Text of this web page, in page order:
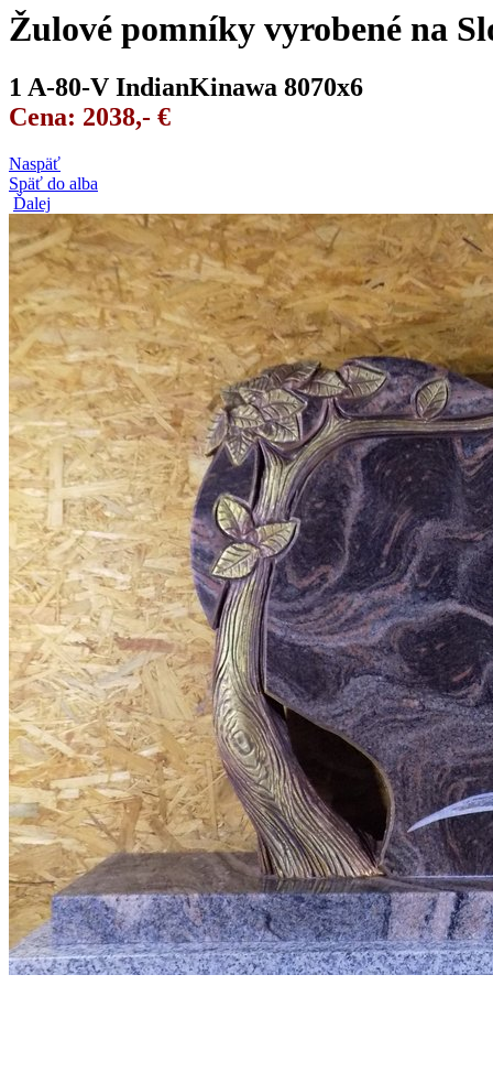
Žulové pomníky vyrobené na
1 A-80-V IndianKinawa 8070x6
Cena: 2038,- €
Naspäť
Späť do alba
Ďalej